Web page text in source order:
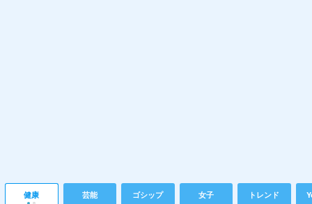
健康 芸能 ゴシップ 女子 トレンド